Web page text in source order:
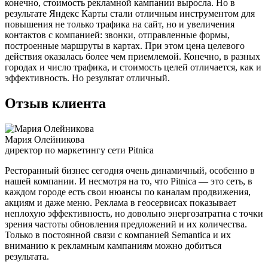
конечно, стоимость рекламной кампании выросла. Но в
результате Яндекс Карты стали отличным инструментом для
повышения не только трафика на сайт, но и увеличения
контактов с компанией: звонки, отправленные формы,
построенные маршруты в картах. При этом цена целевого
действия оказалась более чем приемлемой. Конечно, в разных
городах и число трафика, и стоимость целей отличается, как и
эффективность. Но результат отличный.
Отзыв клиента
Мария Олейникова
директор по маркетингу сети Pitnica
Ресторанный бизнес сегодня очень динамичный, особенно в
нашей компании. И несмотря на то, что Pitnica — это сеть, в
каждом городе есть свои нюансы по каналам продвижения,
акциям и даже меню. Реклама в геосервисах показывает
неплохую эффективность, но довольно энергозатратна с точки
зрения частоты обновления предложений и их количества.
Только в постоянной связи с компанией Semantica и их
вниманию к рекламным кампаниям можно добиться
результата.